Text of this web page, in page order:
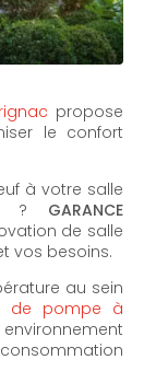
propose
le confort
à votre salle
? GARANCE
de salle
vos besoins.
au sein
de pompe à